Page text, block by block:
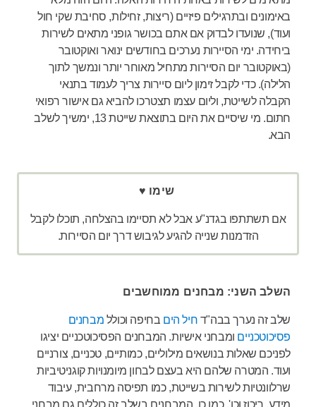
באימונים ובתרגילים פיזיים (ריצות, זחילות, סחיבת שקי חול
ועוד), שנועדו לבדוק אם אתם בכושר גופני מתאים לשירות
ביחידה. ימי הסיירות נערכים בחודשים ינואר ואוקטובר
(באוקטובר יום הסיירות מתחיל מאוחר יותר ונמשך לתוך
הלילה). כדי לקבל זימון ליום סיירות צריך לעמוד בתנאי
הקבלה לשייטת, וליום עצמו תצטרכו להביא גם אישור רפואי
חתום. מי שיסיים את היום בתוצאת שייטת 13, ימשיך לשלב
הבא.
שימו ♥
אם תשתתפו בגדנ"ע אבל לא תסיימו בהצלחה, תוכלו לקבל
הזדמנות שנייה להגיע לגיבוש דרך יום הסיירות.
השלב השני: מבחנים ממוחשבים
שלב זה נערך בבה"ד חיל הים בחיפה וכולל מבחנים
פסיכוטכניים ומבחני אישיות. המבחנים הפסיכוטכניים יציגו
לפניכם שאלות בנושאים מילוליים, כמותיים, טכניים, צורניים
ועוד. המטרה שלהם היא בעצם לבחון מיומנויות קוגניטיביות
שרלוונטיות לשירות בשייטת, כמו תפיסה מרחבית, עיבוד
מידע, ריכוז וכו'. כמו כן, המבחנים בשלב זה כוללים גם מבחני